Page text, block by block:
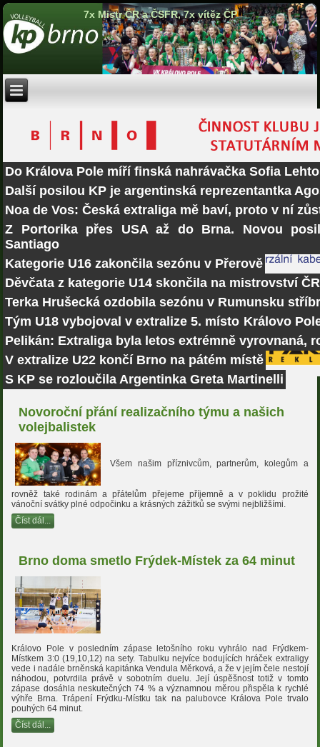
7x Mistr ČR a ČSFR, 7x vítěz ČP
Do Králova Pole míří finská nahrávačka Sofia Lehto
Další posilou KP je argentinská reprezentantka
Noa de Vos: Česká extraliga mě baví, proto v ní
Z Portorika přes USA až do Brna. Novou
Santiago
Kategorie U16 zakončila sezónu v Přerově
Děvčata z kategorie U14 skončila na mistrovství
Terka Hrušecká ozdobila sezónu v Rumunsku
Tým U18 vybojoval v extralize 5. místo Královo
Pelikán: Extraliga byla letos extrémně vyrovnaná,
V extralize U22 končí Brno na pátém místě
S KP se rozloučila Argentinka Greta Martinelli
Novoroční přání realizačního týmu a našich
volejbalistek
Všem našim příznivcům, partnerům, kolegům a
rovněž také rodinám a přátelům přejeme příjemně a v poklidu prožité
vánoční svátky plné odpočinku a krásných zážitků se svými nejbližšími.
Číst dál...
Brno doma smetlo Frýdek-Místek za 64 minut
Královo Pole v posledním zápase letošního roku vyhrálo nad Frýdkem-
Místkem 3:0 (19,10,12) na sety. Tabulku nejvíce bodujících hráček extraligy
vede i nadále brněnská kapitánka Vendula Měrková, a že v jejím čele nestojí
náhodou, potvrdila právě v sobotním duelu. Její úspěšnost totiž v tomto
zápase dosáhla neskutečných 74 % a významnou měrou přispěla k rychlé
výhře Brna. Trápení Frýdku-Místku tak na palubovce Králova Pole trvalo
pouhých 64 minut.
Číst dál...